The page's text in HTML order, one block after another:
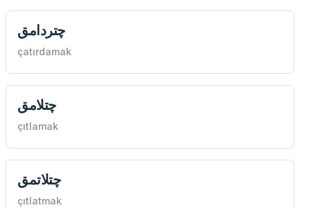
چتردامق
çatırdamak
چتلامق
çıtlamak
چتلاتمق
çıtlatmak